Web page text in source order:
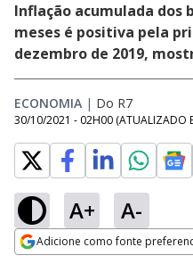
Inflação acumulada dos
meses é positiva pela
dezembro de 2019,
ECONOMIA | Do R7
30/10/2021 - 02H00 (ATUALIZADO
A+ A-
Adicione como fonte